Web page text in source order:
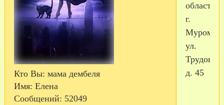
Кто Вы: мама дембеля
Имя: Елена
Сообщений: 52049
область,
г.
Муром,
ул.
Трудовая,
д. 45